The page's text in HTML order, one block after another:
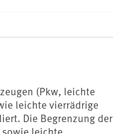
(Pkw, leichte
leichte vierrädrige
Die Begrenzung der